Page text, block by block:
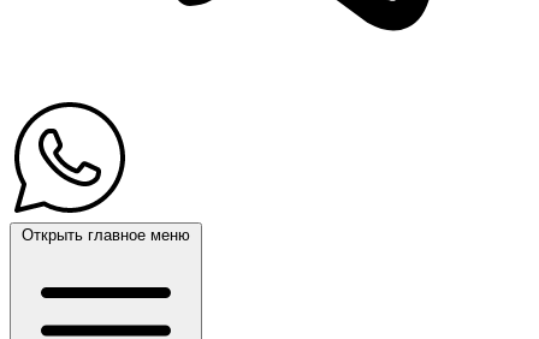
Открыть главное меню